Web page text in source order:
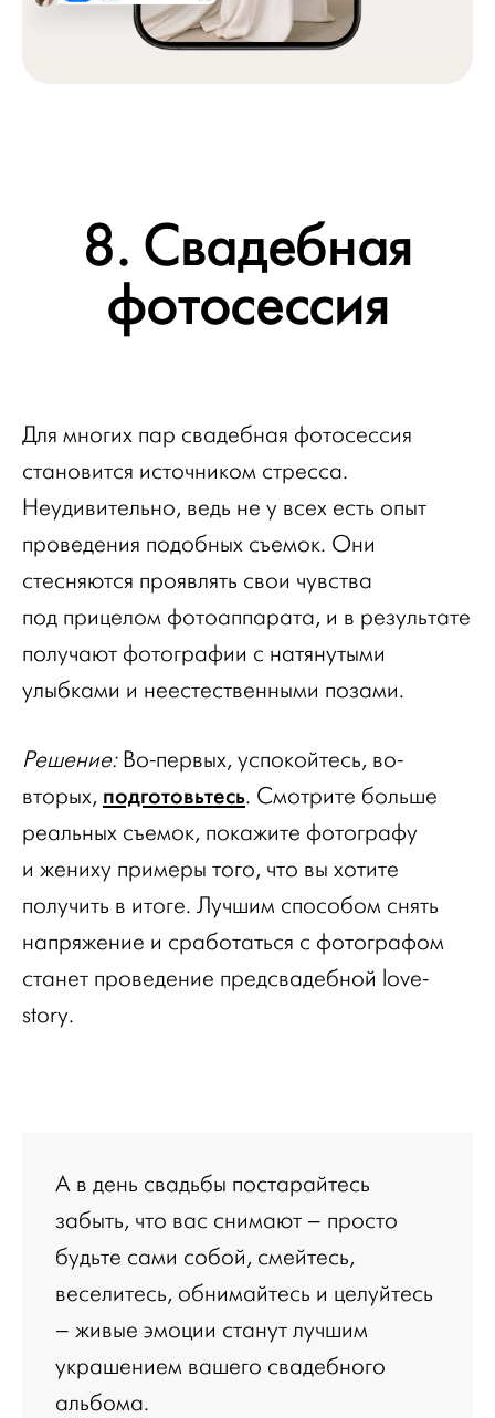
8. Свадебная
фотосессия
Для многих пар свадебная фотосессия
становится источником стресса.
Неудивительно, ведь не у всех есть опыт
проведения подобных съемок. Они
стесняются проявлять свои чувства
под прицелом фотоаппарата, и в результате
получают фотографии с натянутыми
улыбками и неестественными позами.
Решение:Во-первых, успокойтесь, во-
вторых, подготовьтесь. Смотрите больше
реальных съемок, покажите фотографу
и жениху примеры того, что вы хотите
получить в итоге. Лучшим способом снять
напряжение и сработаться с фотографом
станет проведение предсвадебной love-
story.
А в день свадьбы постарайтесь
забыть, что вас снимают – просто
будьте сами собой, смейтесь,
веселитесь, обнимайтесь и целуйтесь
– живые эмоции станут лучшим
украшением вашего свадебного
альбома.